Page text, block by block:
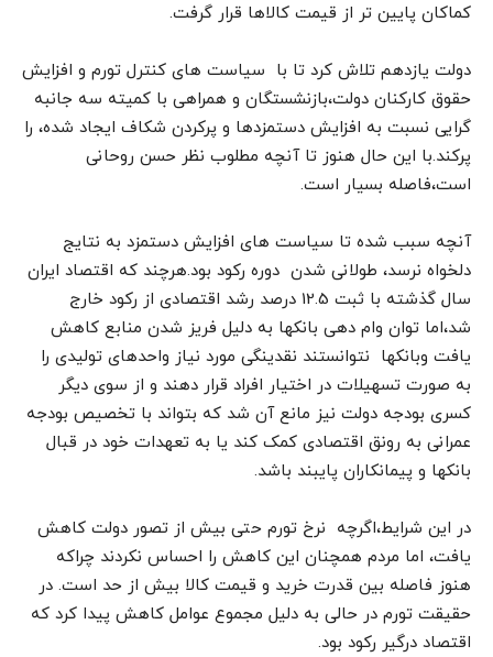
کماکان پایین تر از قیمت کالاها قرار گرفت.
دولت یازدهم تلاش کرد تا با سیاست های کنترل تورم و افزایش
حقوق کارکنان دولت،بازنشستگان و همراهی با کمیته سه جانبه
گرایی نسبت به افزایش دستمزدها و پرکردن شکاف ایجاد شده، را
پرکند.با این حال هنوز تا آنچه مطلوب نظر حسن روحانی
است،فاصله بسیار است.
آنچه سبب شده تا سیاست های افزایش دستمزد به نتایج
دلخواه نرسد، طولانی شدن دوره رکود بود.هرچند که اقتصاد ایران
سال گذشته با ثبت 12.5 درصد رشد اقتصادی از رکود خارج
شد،اما توان وام دهی بانکها به دلیل فریز شدن منابع کاهش
یافت وبانکها نتوانستند نقدینگی مورد نیاز واحدهای تولیدی را
به صورت تسهیلات در اختیار افراد قرار دهند و از سوی دیگر
کسری بودجه دولت نیز مانع آن شد که بتواند با تخصیص بودجه
عمرانی به رونق اقتصادی کمک کند یا به تعهدات خود در قبال
بانکها و پیمانکاران پایبند باشد.
در این شرایط،اگرچه نرخ تورم حتی بیش از تصور دولت کاهش
یافت، اما مردم همچنان این کاهش را احساس نکردند چراکه
هنوز فاصله بین قدرت خرید و قیمت کالا بیش از حد است. در
حقیقت تورم در حالی به دلیل مجموع عوامل کاهش پیدا کرد که
اقتصاد درگیر رکود بود.